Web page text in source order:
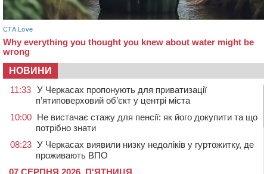
НОВИНИ
11:33 У Черкасах пропонують для приватизації
п’ятиповерховий об’єкт у центрі міста
10:00 Не вистачає стажу для пенсії: як його докупити та що
потрібно знати
08:23 У Черкасах виявили низку недоліків у гуртожитку, де
проживають ВПО
07 СЕРПНЯ 2026, П'ЯТНИЦЯ